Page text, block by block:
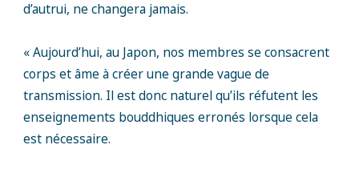
d’autrui, ne changera jamais.
« Aujourd’hui, au Japon, nos membres se consacrent
corps et âme à créer une grande vague de
transmission. Il est donc naturel qu’ils réfutent les
enseignements bouddhiques erronés lorsque cela
est nécessaire.